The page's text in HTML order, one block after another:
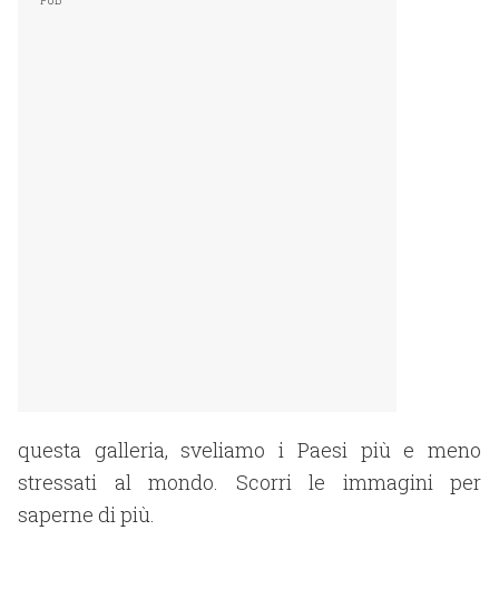
questa galleria, sveliamo i Paesi più e meno
stressati al mondo. Scorri le immagini per
saperne di più.